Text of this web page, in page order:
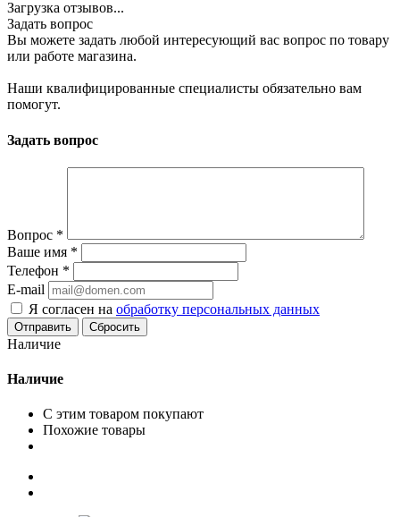
Загрузка отзывов...
Задать вопрос
Вы можете задать любой интересующий вас вопрос по товару
или работе магазина.
Наши квалифицированные специалисты обязательно вам
помогут.
Задать вопрос
Вопрос *
Ваше имя *
Телефон *
E-mail
Я согласен на обработку персональных данных
Сбросить
Наличие
Наличие
С этим товаром покупают
Похожие товары